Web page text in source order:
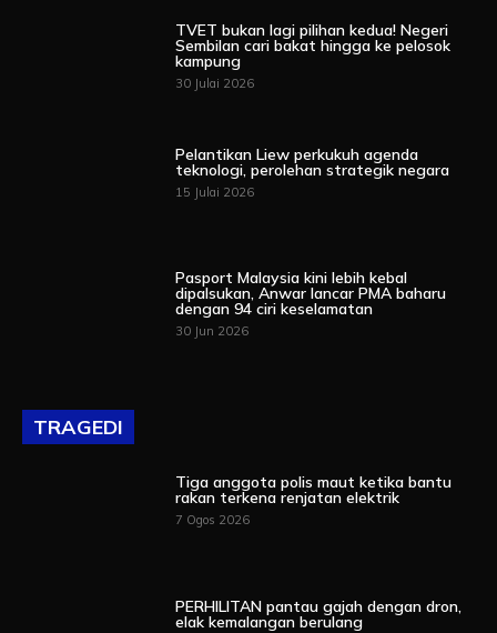
TVET bukan lagi pilihan kedua! Negeri
Sembilan cari bakat hingga ke pelosok
kampung
30 Julai 2026
Pelantikan Liew perkukuh agenda
teknologi, perolehan strategik negara
15 Julai 2026
Pasport Malaysia kini lebih kebal
dipalsukan, Anwar lancar PMA baharu
dengan 94 ciri keselamatan
30 Jun 2026
TRAGEDI
Tiga anggota polis maut ketika bantu
rakan terkena renjatan elektrik
7 Ogos 2026
PERHILITAN pantau gajah dengan dron,
elak kemalangan berulang